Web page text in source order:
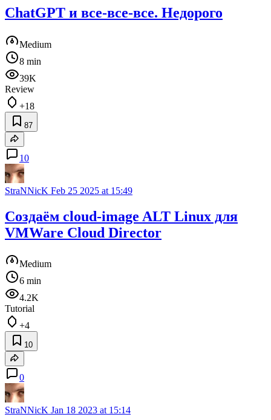
ChatGPT и все-все-все. Недорого
Medium
8 min
39K
Review
+18
87
10
StraNNicK Feb 25 2025 at 15:49
Создаём cloud-image ALT Linux для
VMWare Cloud Director
Medium
6 min
4.2K
Tutorial
+4
10
0
StraNNicK Jan 18 2023 at 15:14